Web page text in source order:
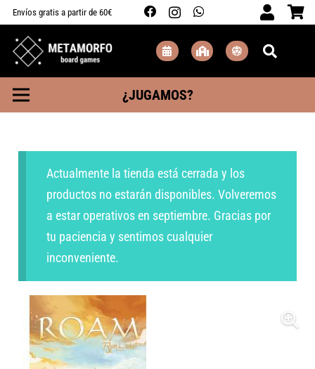
Envíos gratis a partir de 60€
¿JUGAMOS?
Actualmente la tienda está cerrada y los
productos no estarán disponibles. Volveremos
a estar operativos en septiembre. Gracias por
tu paciencia y sentimos cualquier
inconveniente.